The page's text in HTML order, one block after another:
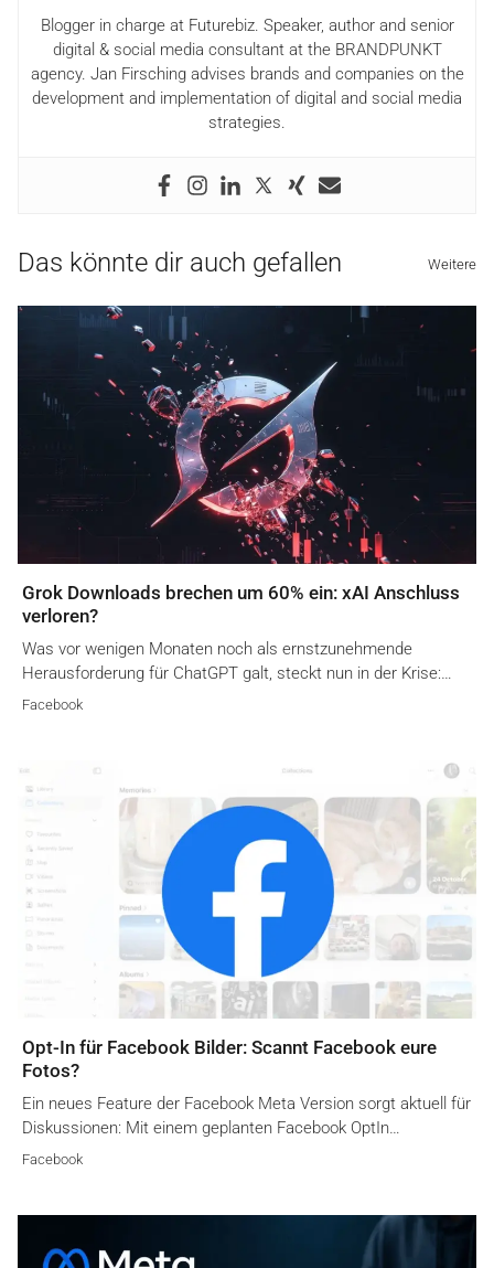
Blogger in charge at Futurebiz. Speaker, author and senior
digital & social media consultant at the BRANDPUNKT
agency. Jan Firsching advises brands and companies on the
development and implementation of digital and social media
strategies.
Das könnte dir auch gefallen Weitere
Grok Downloads brechen um 60% ein: xAI Anschluss
verloren?
Was vor wenigen Monaten noch als ernstzunehmende
Herausforderung für ChatGPT galt, steckt nun in der Krise:…
Facebook
Opt-In für Facebook Bilder: Scannt Facebook eure
Fotos?
Ein neues Feature der Facebook Meta Version sorgt aktuell für
Diskussionen: Mit einem geplanten Facebook OptIn…
Facebook